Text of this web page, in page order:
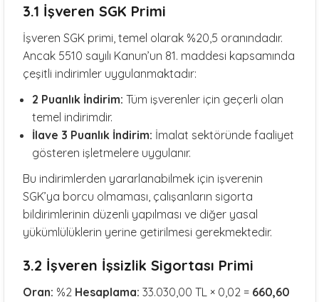
3.1 İşveren SGK Primi
İşveren SGK primi, temel olarak %20,5 oranındadır.
Ancak 5510 sayılı Kanun’un 81. maddesi kapsamında
çeşitli indirimler uygulanmaktadır:
2 Puanlık İndirim: Tüm işverenler için geçerli olan
temel indirimdir.
İlave 3 Puanlık İndirim: İmalat sektöründe faaliyet
gösteren işletmelere uygulanır.
Bu indirimlerden yararlanabilmek için işverenin
SGK’ya borcu olmaması, çalışanların sigorta
bildirimlerinin düzenli yapılması ve diğer yasal
yükümlülüklerin yerine getirilmesi gerekmektedir.
3.2 İşveren İşsizlik Sigortası Primi
Oran: %2 Hesaplama: 33.030,00 TL × 0,02 = 660,60